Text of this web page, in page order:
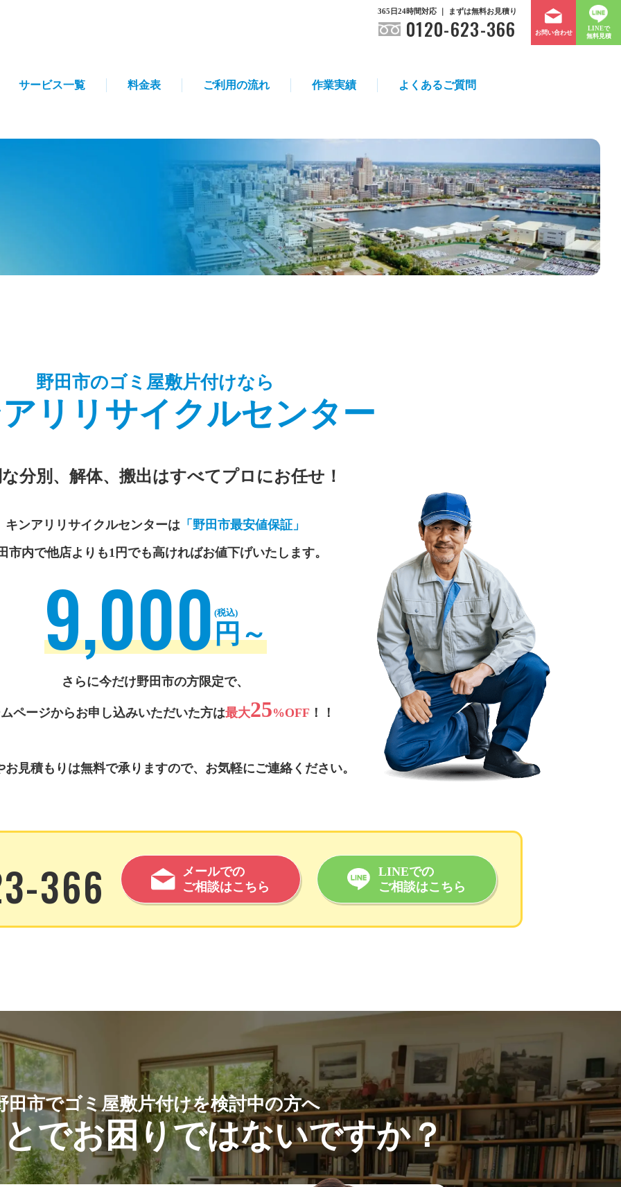
365日24時間対応 ｜ まずは無料お見積り
0120-623-366 お問い合わせ
LINEで
無料見積
サービス一覧 料金表 ご利用の流れ 作業実績 よくあるご質問
野田市のゴミ屋敷片付けなら
リ リサイクルセンター
分別、解体、搬出はすべてプロにお任せ！
キンアリリサイクルセンターは 「野田市最安値保証」
市内で他店よりも1円でも高ければお値下げいたします。
9,000(税込)
円～
さらに今だけ野田市の方限定で、
ページからお申し込みいただいた方は最大25%OFF ！！
お見積もりは無料で承りますので、 お気軽にご連絡ください。
366
メールでの
ご相談はこちら
LINEでの
ご相談はこちら
田市でゴミ屋敷片付けを検討中の方へ
でお困りではないですか？